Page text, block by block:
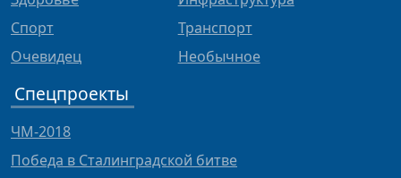
Спорт
Очевидец
Транспорт
Необычное
Спецпроекты
ЧМ-2018
Победа в Сталинградской битве